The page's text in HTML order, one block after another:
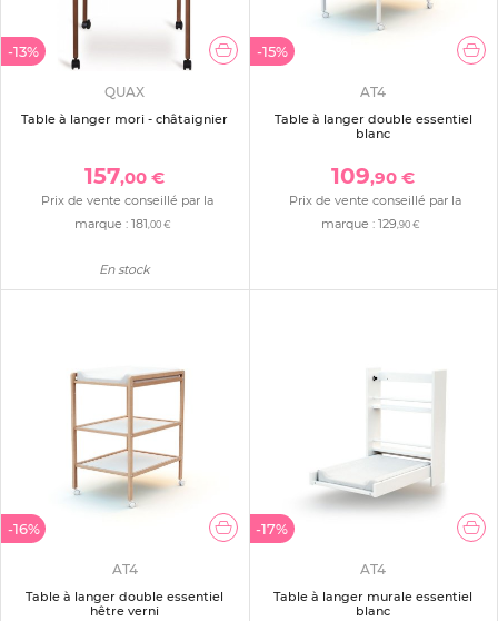
-13%
QUAX
Table à langer mori - châtaignier
157,00 €
Prix de vente conseillé par la
marque : 181 ,00 €
En stock
-15%
AT4
Table à langer double essentiel
blanc
109,90 €
Prix de vente conseillé par la
marque :129 ,90 €
-16%
AT4
Table à langer double essentiel
hêtre verni
-17%
AT4
Table à langer murale essentiel
blanc